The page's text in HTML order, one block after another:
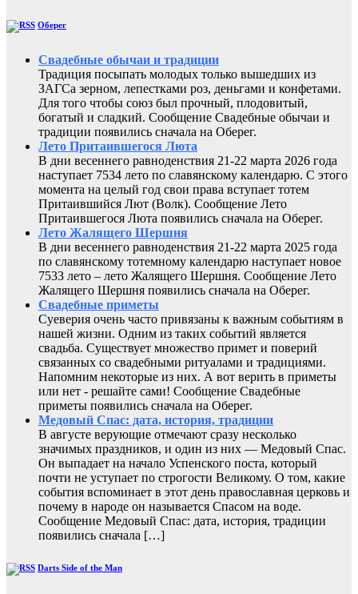
Оберег
Свадебные обычаи и традиции
Традиция посыпать молодых только вышедших из
ЗАГСа зерном, лепестками роз, деньгами и конфетами.
Для того чтобы союз был прочный, плодовитый,
богатый и сладкий. Сообщение Свадебные обычаи и
традиции появились сначала на Оберег.
Лето Притаившегося Люта
В дни весеннего равноденствия 21-22 марта 2026 года
наступает 7534 лето по славянскому календарю. С этого
момента на целый год свои права вступает тотем
Притаившийся Лют (Волк). Сообщение Лето
Притаившегося Люта появились сначала на Оберег.
Лето Жалящего Шершня
В дни весеннего равноденствия 21-22 марта 2025 года
по славянскому тотемному календарю наступает новое
7533 лето – лето Жалящего Шершня. Сообщение Лето
Жалящего Шершня появились сначала на Оберег.
Свадебные приметы
Суеверия очень часто привязаны к важным событиям в
нашей жизни. Одним из таких событий является
свадьба. Существует множество примет и поверий
связанных со свадебными ритуалами и традициями.
Напомним некоторые из них. А вот верить в приметы
или нет - решайте сами! Сообщение Свадебные
приметы появились сначала на Оберег.
Медовый Спас: дата, история, традиции
В августе верующие отмечают сразу несколько
значимых праздников, и один из них — Медовый Спас.
Он выпадает на начало Успенского поста, который
почти не уступает по строгости Великому. О том, какие
события вспоминает в этот день православная церковь и
почему в народе он называется Спасом на воде.
Сообщение Медовый Спас: дата, история, традиции
появились сначала […]
Darts Side of the Man